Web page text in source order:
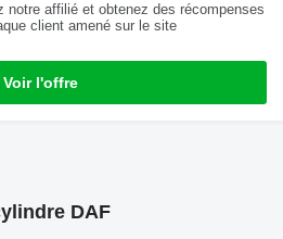
notre affilié et obtenez des récompenses
client amené sur le site
Voir l'offre
DAF